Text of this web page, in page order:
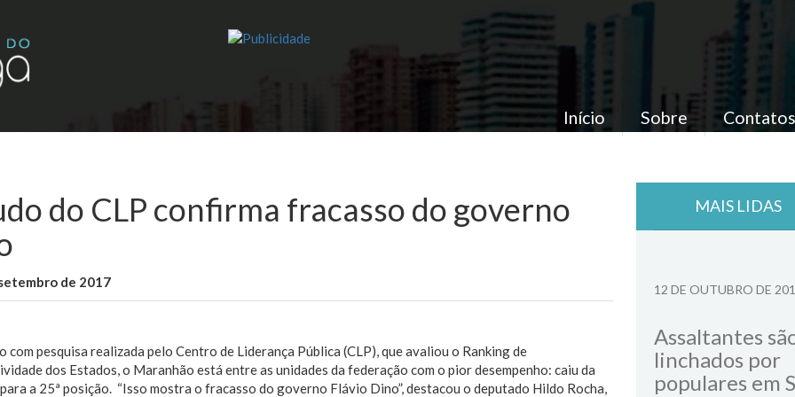
Início Sobre Contatos
do CLP confirma fracasso do governo
de 2017
com pesquisa realizada pelo Centro de Liderança Pública (CLP), que avaliou o Ranking de
dos Estados, o Maranhão está entre as unidades da federação com o pior desempenho: caiu da
a 25ª posição. “Isso mostra o fracasso do governo Flávio Dino”, destacou o deputado Hildo Rocha,
MAIS LIDAS
12 DE OUTUBRO DE
Assaltantes
linchados por
populares em